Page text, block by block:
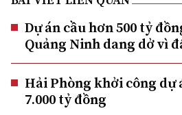
Dự án cầu hơn 500 tỷ
Quảng Ninh dang dở vì
Hải Phòng khởi công dự
7.000 tỷ đồng